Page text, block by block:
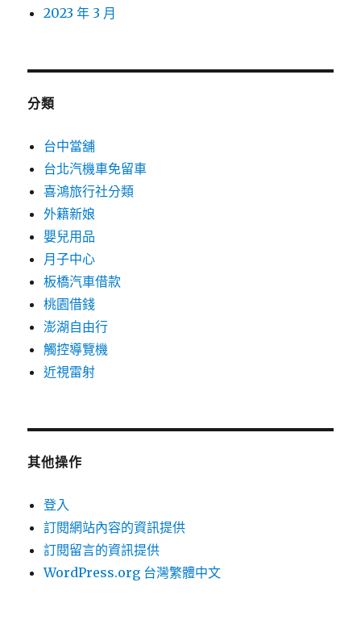
2023 年 3 月
分類
台中當舖
台北汽機車免留車
喜鴻旅行社分類
外籍新娘
嬰兒用品
月子中心
板橋汽車借款
桃園借錢
澎湖自由行
觸控導覽機
近視雷射
其他操作
登入
訂閱網站內容的資訊提供
訂閱留言的資訊提供
WordPress.org 台灣繁體中文